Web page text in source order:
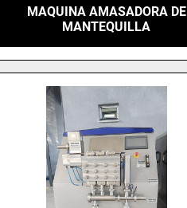
MAQUINA AMASADORA DE
MANTEQUILLA